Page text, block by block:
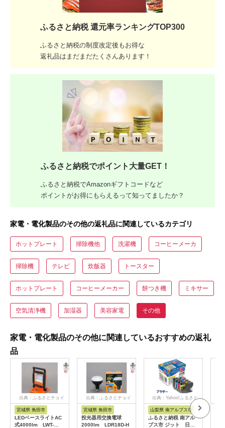
ふるさと納税 還元率ランキングTOP300
ふるさと納税の制度改定後もお得な
返礼品はまだまだたくさんあります！
ふるさと納税でポイント大量GET！
ふるさと納税でAmazonギフトコードなど
ポイントがお得にもらえるって知ってましたか？
家電・電化製品のその他の返礼品に関連しているカテゴリ
ホットプレート 掃除機他 洗濯機 コーヒーメーカ
掃除機 テレビ 炊飯器 トースター
ホットプレート コーヒーメーカー 餅つき機 ミキサー
空気清浄機 加湿器 美容家電 その他
家電・電化製品のその他に関連しているおすすめの返礼
品
出典：ふるさとチョイ
ス
宮城県 角田市
LEDベースライトAC
式4000lm LWT-
出典：ふるさとチョイ
ス
宮城県 角田市
投光器用交換電球
2000lm LDR18D-H
出典：Yahoo!ふるさと
納税
山梨県 南アルプス市
ふるさと納税 南アル
プス市 ジット 日本